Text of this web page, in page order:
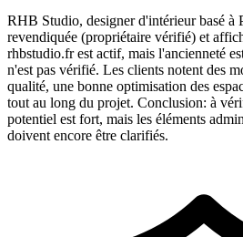
RHB Studio, designer d'intérieur basé à
revendiquée (propriétaire vérifié) et
rhbstudio.fr est actif, mais l'ancienneté
n'est pas vérifié. Les clients notent des
qualité, une bonne optimisation des
tout au long du projet. Conclusion: à
potentiel est fort, mais les éléments
doivent encore être clarifiés.